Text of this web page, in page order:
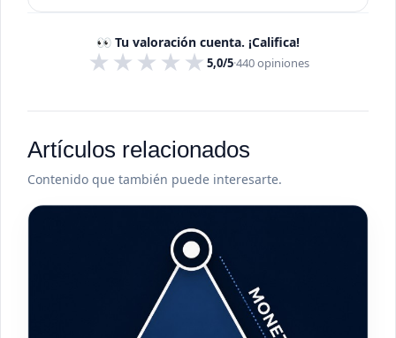
👀 Tu valoración cuenta. ¡Califica!
★
★
★
★
★ 5,0/5·440opiniones
Artículos relacionados
Contenido que también puede interesarte.